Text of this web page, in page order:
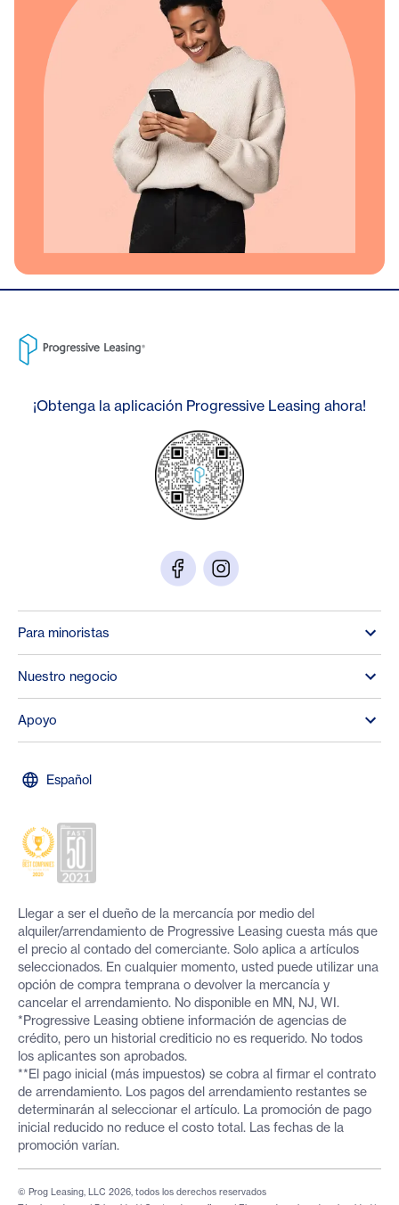
¡Obtenga la aplicación Progressive Leasing ahora!
Para minoristas
Nuestro negocio
Apoyo
Español
Llegar a ser el dueño de la mercancía por medio del
alquiler/arrendamiento de Progressive Leasing cuesta más que
el precio al contado del comerciante. Solo aplica a artículos
seleccionados. En cualquier momento, usted puede utilizar una
opción de compra temprana o devolver la mercancía y
cancelar el arrendamiento. No disponible en MN, NJ, WI.
*Progressive Leasing obtiene información de agencias de
crédito, pero un historial crediticio no es requerido. No todos
los aplicantes son aprobados.
**El pago inicial (más impuestos) se cobra al firmar el contrato
de arrendamiento. Los pagos del arrendamiento restantes se
determinarán al seleccionar el artículo. La promoción de pago
inicial reducido no reduce el costo total. Las fechas de la
promoción varían.
© Prog Leasing, LLC 2026, todos los derechos reservados